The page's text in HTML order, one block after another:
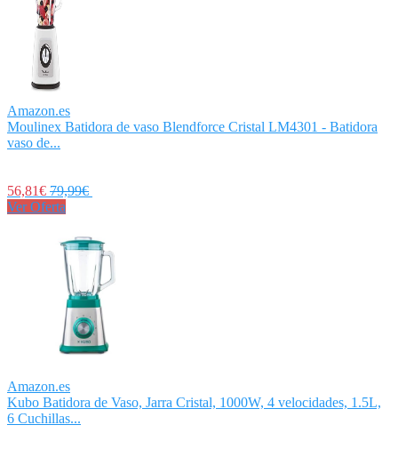
Amazon.es
Moulinex Batidora de vaso Blendforce Cristal LM4301 - Batidora
vaso de...
56,81€ 79,99€
Ver Oferta
Amazon.es
Kubo Batidora de Vaso, Jarra Cristal, 1000W, 4 velocidades, 1.5L,
6 Cuchillas...